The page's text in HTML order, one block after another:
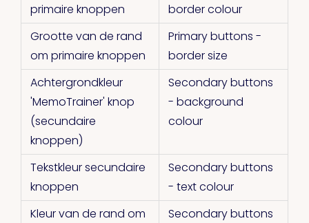
primaire knoppen
border colour
Grootte van de rand
om primaire knoppen
Primary buttons -
border size
Achtergrondkleur
'MemoTrainer' knop
(secundaire
knoppen)
Secondary buttons
- background
colour
Tekstkleur secundaire
knoppen
Secondary buttons
- text colour
Kleur van de rand om
Secondary buttons